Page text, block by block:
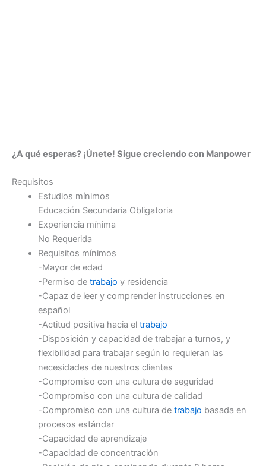
¿A qué esperas? ¡Únete! Sigue creciendo con Manpower
Requisitos
Estudios mínimos
Educación Secundaria Obligatoria
Experiencia mínima
No Requerida
Requisitos mínimos
-Mayor de edad
-Permiso de trabajo y residencia
-Capaz de leer y comprender instrucciones en
español
-Actitud positiva hacia el trabajo
-Disposición y capacidad de trabajar a turnos, y
flexibilidad para trabajar según lo requieran las
necesidades de nuestros clientes
-Compromiso con una cultura de seguridad
-Compromiso con una cultura de calidad
-Compromiso con una cultura de trabajo basada en
procesos estándar
-Capacidad de aprendizaje
-Capacidad de concentración